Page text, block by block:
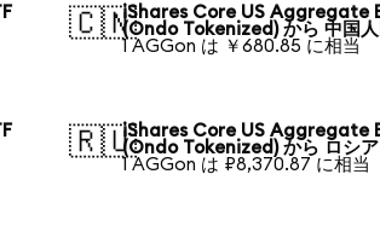
🇨🇳iShares Core US Aggregate
(Ondo Tokenized) から 中国
1 AGGon は ￥680.85 に相当
🇷🇺iShares Core US Aggregate
(Ondo Tokenized) から ロシ
1 AGGon は ₽8,370.87 に相当